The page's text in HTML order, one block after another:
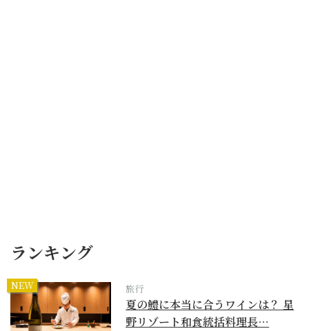
ランキング
NEW 旅行
夏の鱧に本当に合うワインは？ 星
野リゾート和食統括料理長…